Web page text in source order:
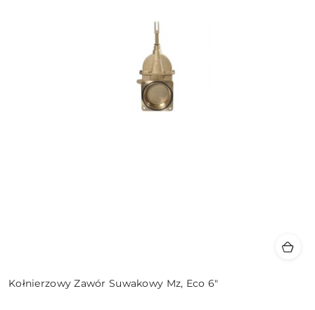
Kołnierzowy Zawór Suwakowy Mz, Eco 6"